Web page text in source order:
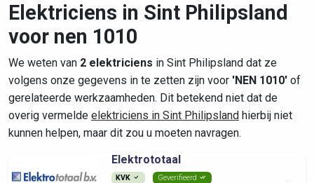
Elektriciens in Sint Philipsland
voor nen 1010
We weten van 2 elektriciens in Sint Philipsland dat ze
volgens onze gegevens in te zetten zijn voor 'NEN 1010' of
gerelateerde werkzaamheden. Dit betekend niet dat de
overig vermelde elektriciens in Sint Philipsland hierbij niet
kunnen helpen, maar dit zou u moeten navragen.
Elektrototaal
KVK Geverifieerd